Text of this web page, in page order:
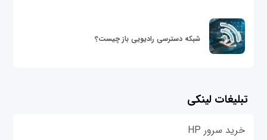
شبکه دسترسی رادیویی باز چیست؟
تبلیغات لینکی
خرید سرور HP